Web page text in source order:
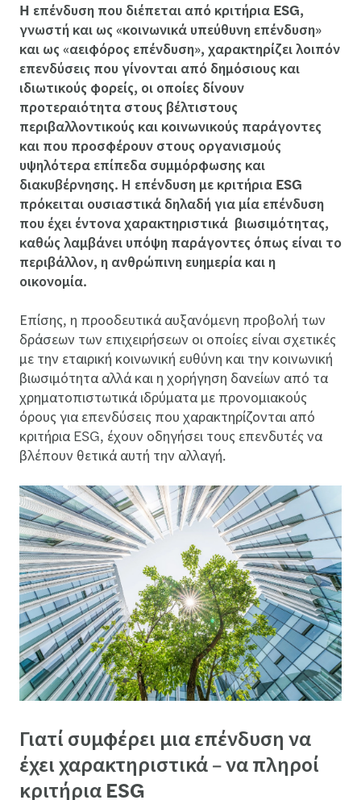
H επένδυση που διέπεται από κριτήρια ESG,
γνωστή και ως «κοινωνικά υπεύθυνη επένδυση»
και ως «αειφόρος επένδυση», χαρακτηρίζει λοιπόν
επενδύσεις που γίνονται από δημόσιους και
ιδιωτικούς φορείς, οι οποίες δίνουν
προτεραιότητα στους βέλτιστους
περιβαλλοντικούς και κοινωνικούς παράγοντες
και που προσφέρουν στους οργανισμούς
υψηλότερα επίπεδα συμμόρφωσης και
διακυβέρνησης. Η επένδυση με κριτήρια ESG
πρόκειται ουσιαστικά δηλαδή για μία επένδυση
που έχει έντονα χαρακτηριστικά βιωσιμότητας,
καθώς λαμβάνει υπόψη παράγοντες όπως είναι το
περιβάλλον, η ανθρώπινη ευημερία και η
οικονομία.
Επίσης, η προοδευτικά αυξανόμενη προβολή των
δράσεων των επιχειρήσεων οι οποίες είναι σχετικές
με την εταιρική κοινωνική ευθύνη και την κοινωνική
βιωσιμότητα αλλά και η χορήγηση δανείων από τα
χρηματοπιστωτικά ιδρύματα με προνομιακούς
όρους για επενδύσεις που χαρακτηρίζονται από
κριτήρια ESG, έχουν οδηγήσει τους επενδυτές να
βλέπουν θετικά αυτή την αλλαγή.
Γιατί συμφέρει μια επένδυση να
έχει χαρακτηριστικά – να πληροί
κριτήρια ESG